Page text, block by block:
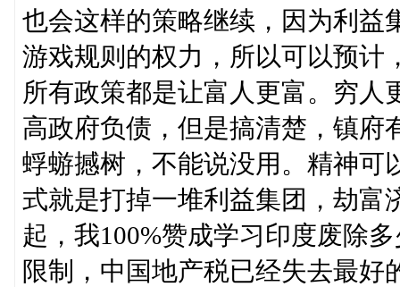
也会这样的策略继续，因为利益
游戏规则的权力，所以可以预计
所有政策都是让富人更富。穷人
高政府负债，但是搞清楚，镇府
蜉蝣撼树，不能说没用。精神可
式就是打掉一堆利益集团，劫富
起，我100%赞成学习印度废除
限制，中国地产税已经失去最